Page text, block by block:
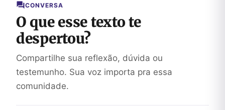
CONVERSA
O que esse texto te
despertou?
Compartilhe sua reflexão, dúvida ou
testemunho. Sua voz importa pra essa
comunidade.